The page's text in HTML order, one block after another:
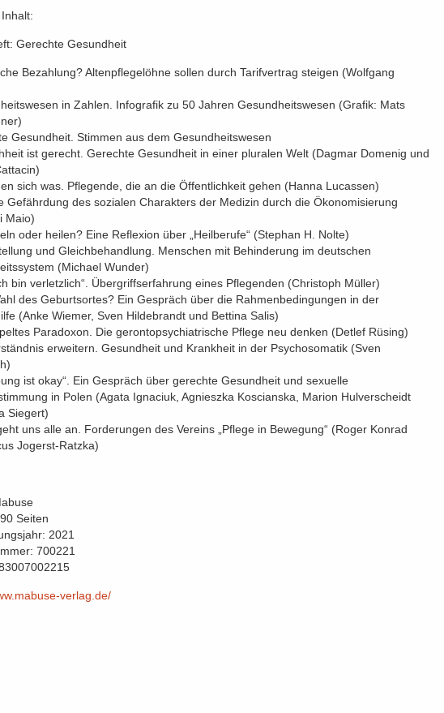
Gerechte Gesundheit
Bezahlung? Altenpflegelöhne sollen durch Tarifvertrag steigen (Wolfgang
in Zahlen. Infografik zu 50 Jahren Gesundheitswesen (Grafik: Mats
Gesundheit. Stimmen aus dem Gesundheitswesen
ist gerecht. Gerechte Gesundheit in einer pluralen Welt (Dagmar Domenig und
sich was. Pflegende, die an die Öffentlichkeit gehen (Hanna Lucassen)
Gefährdung des sozialen Charakters der Medizin durch die Ökonomisierung
Maio)
oder heilen? Eine Reflexion über „Heilberufe“ (Stephan H. Nolte)
und Gleichbehandlung. Menschen mit Behinderung im deutschen
(Michael Wunder)
bin verletzlich“. Übergriffserfahrung eines Pflegenden (Christoph Müller)
des Geburtsortes? Ein Gespräch über die Rahmenbedingungen in der
(Anke Wiemer, Sven Hildebrandt und Bettina Salis)
Paradoxon. Die gerontopsychiatrische Pflege neu denken (Detlef Rüsing)
erweitern. Gesundheit und Krankheit in der Psychosomatik (Sven
ist okay“. Ein Gespräch über gerechte Gesundheit und sexuelle
in Polen (Agata Ignaciuk, Agnieszka Koscianska, Marion Hulverscheidt
Siegert)
uns alle an. Forderungen des Vereins „Pflege in Bewegung“ (Roger Konrad
Jogerst-Ratzka)
Seiten
2021
700221
verlag.de/